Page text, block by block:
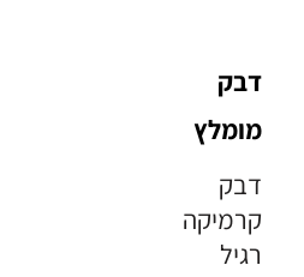
דבק
מומלץ
דבק
קרמיקה
רגיל